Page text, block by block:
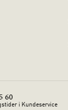
60
i Kundeservice